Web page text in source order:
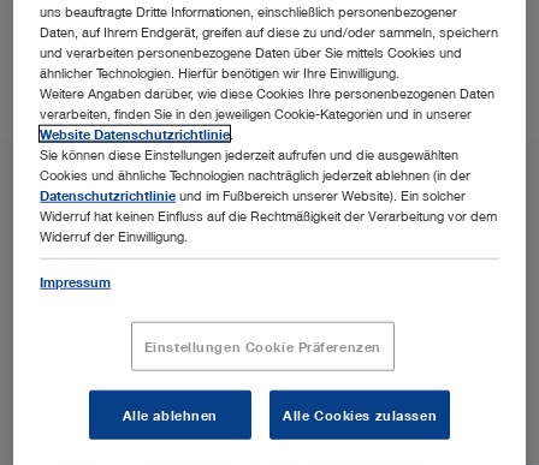
Lösungen im Spotlight
uns beauftragte Dritte Informationen, einschließlich personenbezogener
Daten, auf Ihrem Endgerät, greifen auf diese zu und/oder sammeln, speichern
und verarbeiten personenbezogene Daten über Sie mittels Cookies und
ähnlicher Technologien. Hierfür benötigen wir Ihre Einwilligung.
Weitere Angaben darüber, wie diese Cookies Ihre personenbezogenen Daten
verarbeiten, finden Sie in den jeweiligen Cookie-Kategorien und in unserer
Website Datenschutzrichtlinie
Sie können diese Einstellungen jederzeit aufrufen und die ausgewählten
Cookies und ähnliche Technologien nachträglich jederzeit ablehnen (in der
Datenschutzrichtlinie und im Fußbereich unserer Website). Ein solcher
Widerruf hat keinen Einfluss auf die Rechtmäßigkeit der Verarbeitung vor dem
Widerruf der Einwilligung.
Impressum
Einstellungen Cookie Präferenzen
Alle ablehnen Alle Cookies zulassen